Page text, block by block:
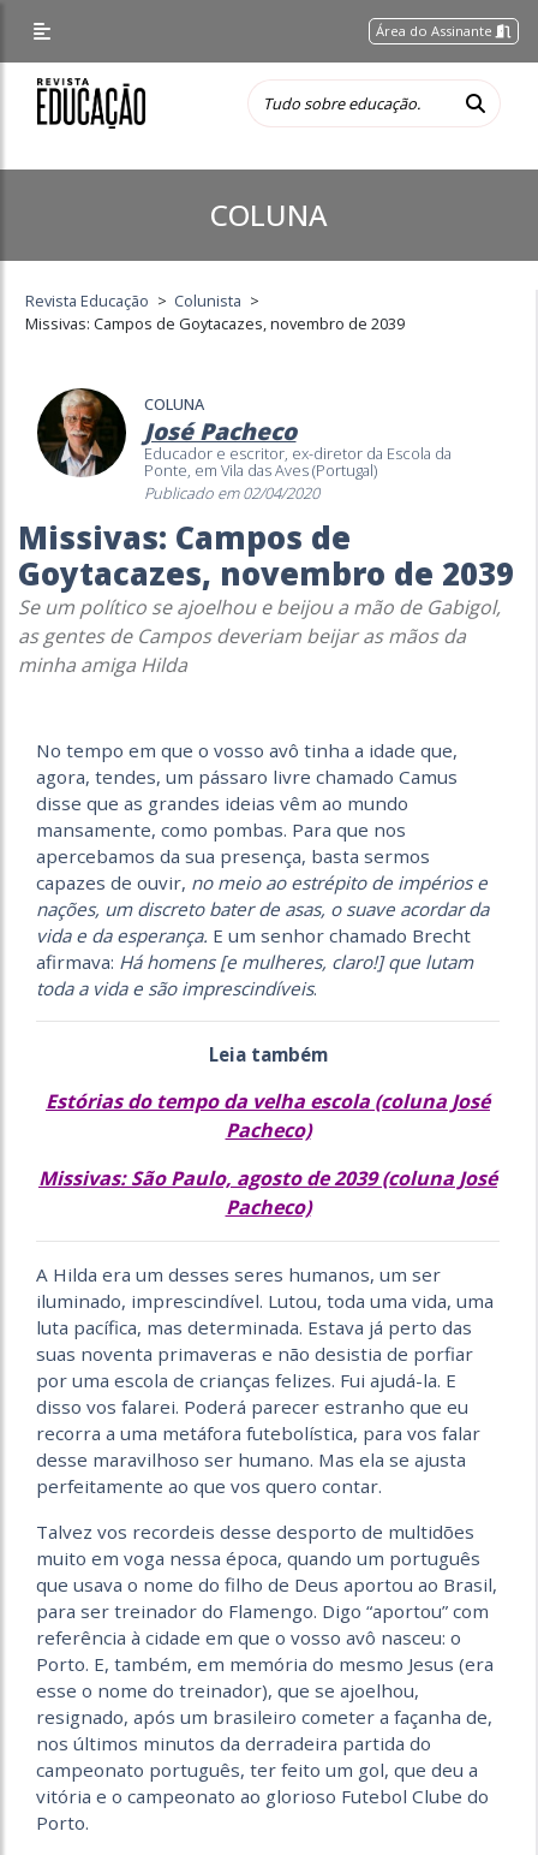
Área do Assinante
COLUNA
Revista Educação > Colunista >
Missivas: Campos de Goytacazes, novembro de 2039
COLUNA
José Pacheco
Educador e escritor, ex-diretor da Escola da
Ponte, em Vila das Aves (Portugal)
Publicado em 02/04/2020
Missivas: Campos de
Goytacazes, novembro de 2039
Se um político se ajoelhou e beijou a mão de Gabigol,
as gentes de Campos deveriam beijar as mãos da
minha amiga Hilda
No tempo em que o vosso avô tinha a idade que,
agora, tendes, um pássaro livre chamado Camus
disse que as grandes ideias vêm ao mundo
mansamente, como pombas. Para que nos
apercebamos da sua presença, basta sermos
capazes de ouvir, no meio ao estrépito de impérios e
nações, um discreto bater de asas, o suave acordar da
vida e da esperança. E um senhor chamado Brecht
afirmava: Há homens [e mulheres, claro!] que lutam
toda a vida e são imprescindíveis.
Leia também
Estórias do tempo da velha escola (coluna José
Pacheco)
Missivas: São Paulo, agosto de 2039 (coluna José
Pacheco)
A Hilda era um desses seres humanos, um ser
iluminado, imprescindível. Lutou, toda uma vida, uma
luta pacífica, mas determinada. Estava já perto das
suas noventa primaveras e não desistia de porfiar
por uma escola de crianças felizes. Fui ajudá-la. E
disso vos falarei. Poderá parecer estranho que eu
recorra a uma metáfora futebolística, para vos falar
desse maravilhoso ser humano. Mas ela se ajusta
perfeitamente ao que vos quero contar.
Talvez vos recordeis desse desporto de multidões
muito em voga nessa época, quando um português
que usava o nome do filho de Deus aportou ao Brasil,
para ser treinador do Flamengo. Digo “aportou” com
referência à cidade em que o vosso avô nasceu: o
Porto. E, também, em memória do mesmo Jesus (era
esse o nome do treinador), que se ajoelhou,
resignado, após um brasileiro cometer a façanha de,
nos últimos minutos da derradeira partida do
campeonato português, ter feito um gol, que deu a
vitória e o campeonato ao glorioso Futebol Clube do
Porto.